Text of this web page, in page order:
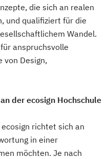
die sich an realen
und qualifiziert für die
Wandel.
anspruchsvolle
von Design,
der ecosign Hochschule
richtet sich an
in einer
möchten. Je nach